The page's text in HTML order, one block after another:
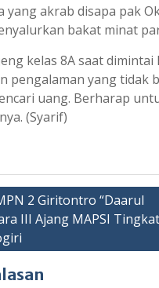
akrab disapa pak
bakat minat
kelas 8A saat
pengalaman yang tidak
uang. Berharap
(Syarif)
2 Giritontro “Daarul
III Ajang MAPSI Tingkat